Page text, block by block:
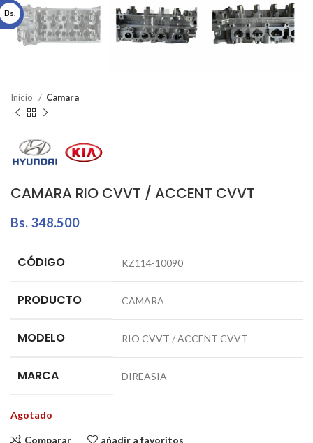
Inicio Camara
CAMARA RIO CVVT / ACCENT CVVT
Bs. 348.500
CÓDIGO KZ114-10090
PRODUCTO CAMARA
MODELO RIO CVVT / ACCENT CVVT
MARCA DIREASIA
Agotado
Comparar añadir a favoritos
Bs.